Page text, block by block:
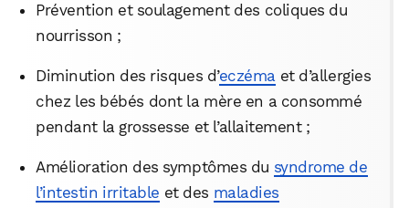
Prévention et soulagement des coliques du
nourrisson ;
Diminution des risques d’eczémaet d’allergies
chez les bébés dont la mère en a consommé
pendant la grossesse et l’allaitement ;
Amélioration des symptômes du syndrome de
l’intestin irritable et des maladies